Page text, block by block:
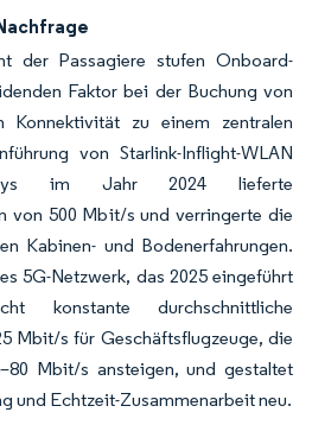
der Passagiere stufen Onboard-
Faktor bei der Buchung von
Konnektivität zu einem zentralen
von Starlink-Inflight-WLAN
im Jahr 2024 lieferte
von 500 Mbit/s und verringerte die
Kabinen- und Bodenerfahrungen.
5G-Netzwerk, das 2025 eingeführt
konstante durchschnittliche
Mbit/s für Geschäftsflugzeuge, die
Mbit/s ansteigen, und gestaltet
und Echtzeit-Zusammenarbeit neu.